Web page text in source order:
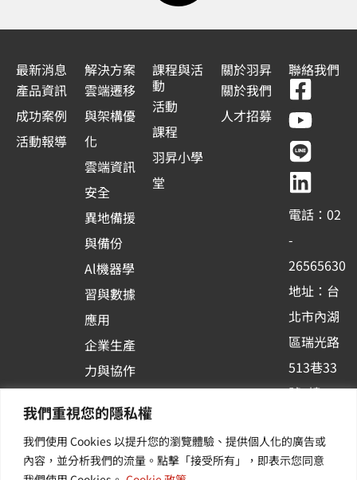
我們重視您的隱私權
我們使用 Cookies 以提升您的瀏覽體驗、提供個人化的廣告或
內容，並分析我們的流量。點擊「接受所有」，即表示您同意
最新消息
產品資訊
成功案例
活動報導
解決方案
雲端遷移
與架構優
化
雲端資訊
安全
異地備援
與備份
Al機器學
習與數據
應用
企業生產
力與協作
台應用
其他／加
值服務
課程與活
動
活動
課程
羽昇小學
堂
關於羽昇
關於我們
人才招募
聯絡我們
F
a
c
e
b
o
o
k
-
s
q
u
a
r
Y
o
u
t
u
b
e
L
i
n
e
L
i
n
k
e
d
i
n
電話：02
-
26565630
地址：台
北市內湖
區瑞光路
513巷33
號6樓
新訊 | 提
供您最新